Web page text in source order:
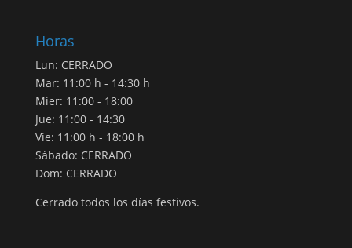
Horas
Lun: CERRADO
Mar: 11:00 h - 14:30 h
Mier: 11:00 - 18:00
Jue: 11:00 - 14:30
Vie: 11:00 h - 18:00 h
Sábado: CERRADO
Dom: CERRADO
Cerrado todos los días festivos.